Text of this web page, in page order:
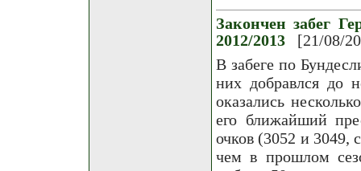
Закончен забег
2012/2013
[21/08/
В забеге по
них добравлся до
оказались
его ближайший
очков (3052 и 3049,
чем в прошлом